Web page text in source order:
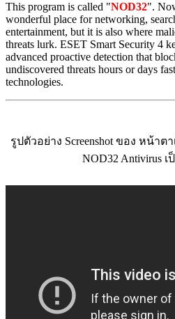
This program is called "NOD32".
wonderful place for networking,
entertainment, but it is also where
threats lurk. ESET Smart Security 4
advanced proactive detection that
undiscovered threats hours or days
technologies.
รูปตัวอย่าง Screenshot ของ หน้า
NOD32 Antivirus